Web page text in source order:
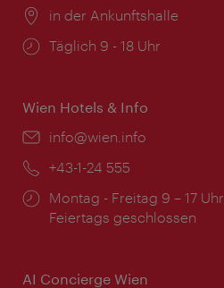
Ort:
in der Ankunftshalle
Öffnungszeiten:
Täglich 9 - 18 Uhr
Wien Hotels & Info
Email:
info@wien.info
Telefon:
+43-1-24 555
Öffnungszeiten:
Montag - Freitag 9 – 17 Uhr
Feiertags geschlossen
AI Concierge Wien